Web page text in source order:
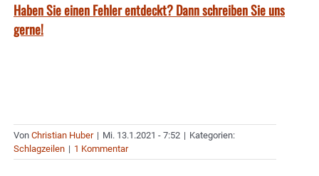
Haben Sie einen Fehler entdeckt? Dann schreiben Sie uns
gerne!
Von Christian Huber | Mi. 13.1.2021 - 7:52 | Kategorien:
Schlagzeilen | 1 Kommentar